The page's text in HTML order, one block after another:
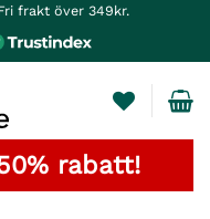
frakt över 349kr.
rabatt!